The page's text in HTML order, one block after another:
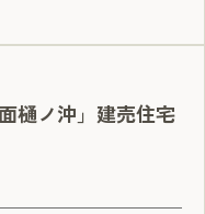
樋ノ沖」建売住宅